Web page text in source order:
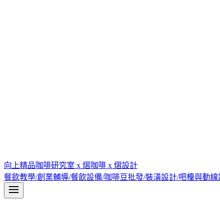
向上精品咖啡研究室 x 熠咖啡 x 熠設計
餐飲教學/創業輔導/餐飲設備/咖啡豆批發/裝潢設計/吧檯與動